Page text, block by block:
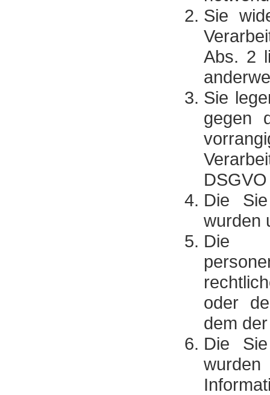
Sie
Abs. 2
Sie
gegen
Die
wurden
Die
oder
dem
Die